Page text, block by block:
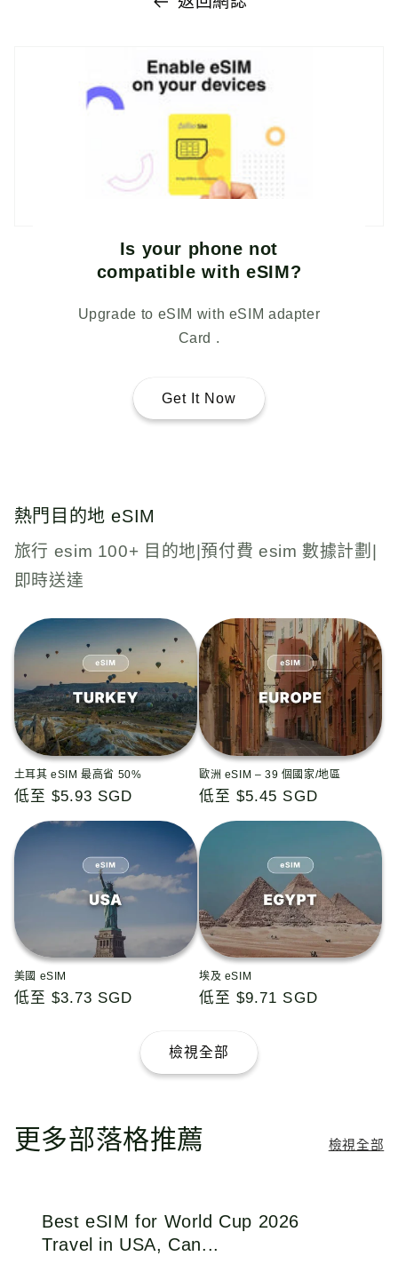
Is your phone not
compatible with eSIM?
Upgrade to eSIM with eSIM adapter
Card .
Get It Now
熱門目的地 eSIM
旅行 esim 100+ 目的地|預付費 esim 數據計劃|
即時送達
土耳其 eSIM 最高省 50%
定
低至 $5.93 SGD
歐洲 eSIM – 39 個國家/地區
定
低至 $5.45 SGD
美國 eSIM
定
低至 $3.73 SGD
埃及 eSIM
定
低至 $9.71 SGD
檢視全部
更多部落格推薦 檢視全部
Best eSIM for World Cup 2026
Travel in USA, Can...